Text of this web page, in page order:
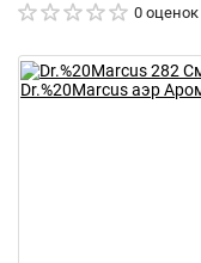
0 оценок